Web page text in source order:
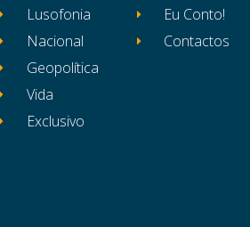
Lusofonia
Nacional
Geopolítica
Vida
Exclusivo
Eu Conto!
Contactos